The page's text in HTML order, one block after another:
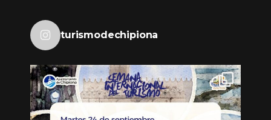
turismodechipiona